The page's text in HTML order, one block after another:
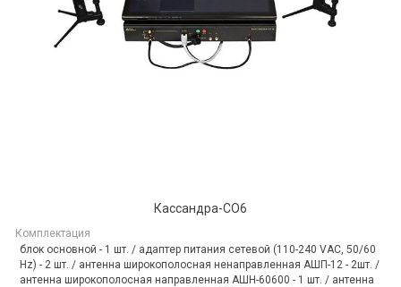
Кассандра-СО6
Комплектация
блок основной - 1 шт. / адаптер питания сетевой (110-240 VAC, 50/60
Hz) - 2 шт. / антенна широкополосная ненаправленная АШП-12 - 2шт. /
антенна широкополосная направленная АШН-60600 - 1 шт. / антенна